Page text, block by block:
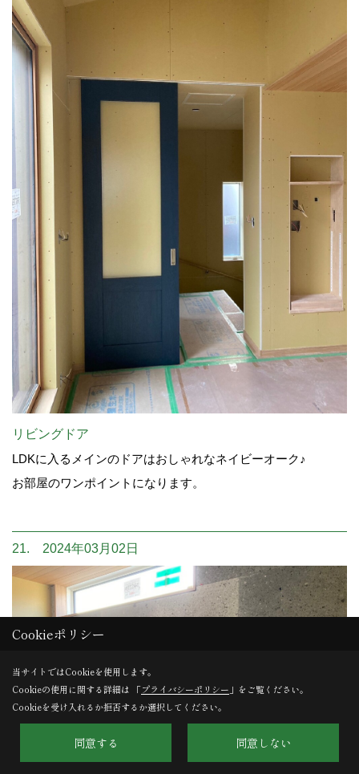
リビングドア
LDKに入るメインのドアはおしゃれなネイビーオーク♪
お部屋のワンポイントになります。
21. 2024年03月02日
Cookieポリシー
当サイトではCookieを使用します。
Cookieの使用に関する詳細は 「プライバシーポリシー 」をご覧ください。
Cookieを受け入れるか拒否するか選択してください。
同意する 同意しない